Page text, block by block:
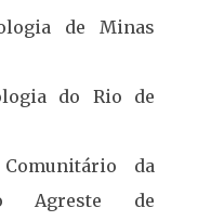
de Minas
do Rio de
da
Agreste de